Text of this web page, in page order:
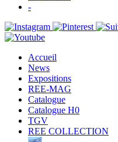
-
Accueil
News
Expositions
REE-MAG
Catalogue
Catalogue H0
TGV
REE COLLECTION